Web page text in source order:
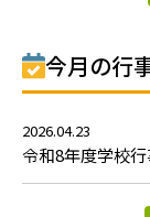
今月の行
2026.04.23
令和8年度学校